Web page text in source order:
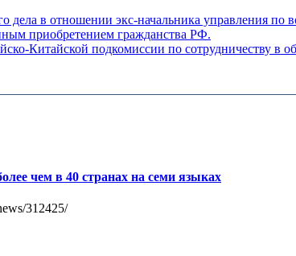
дела в отношении экс-начальника управления
приобретением гражданства РФ.
Китайской подкомиссии по сотрудничеству в
чем в 40 странах на семи языках
312425/